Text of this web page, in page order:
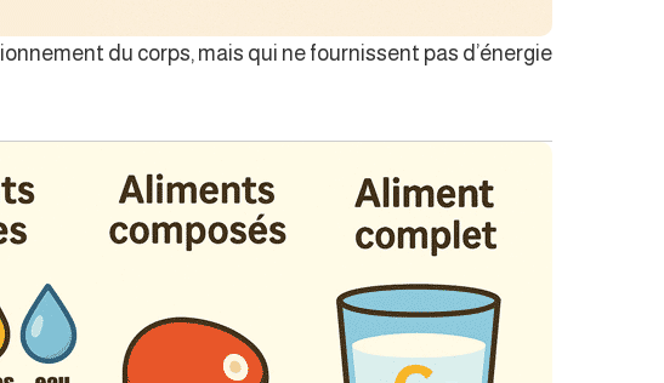
du corps, mais qui ne fournissent pas d’énergie.